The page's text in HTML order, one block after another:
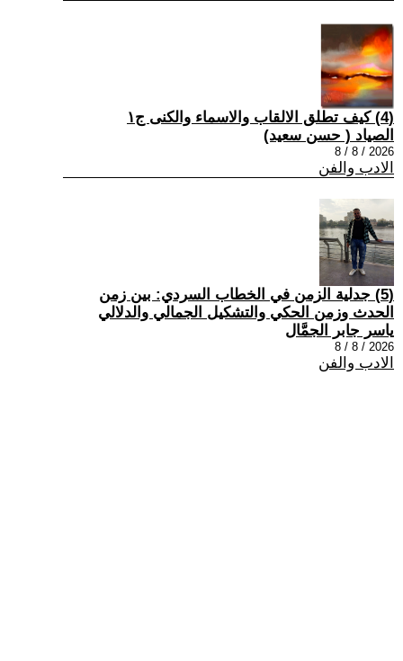
(4) كيف تطلق الالقاب والاسماء والكنى ج١
الصياد ‏( حسن سعيد‏)
2026 / 8 / 8
الادب والفن
(5) جدلية الزمن في الخطاب السردي: بين زمن
الحدث وزمن الحكي والتشكيل الجمالي والدلالي
ياسر جابر الجمَّال
2026 / 8 / 8
الادب والفن